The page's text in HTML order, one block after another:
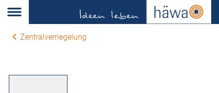
Zentralverriegelung